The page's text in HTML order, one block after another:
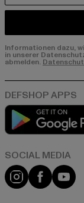
Informationen dazu,
in unserer
abmelden.
Instagram